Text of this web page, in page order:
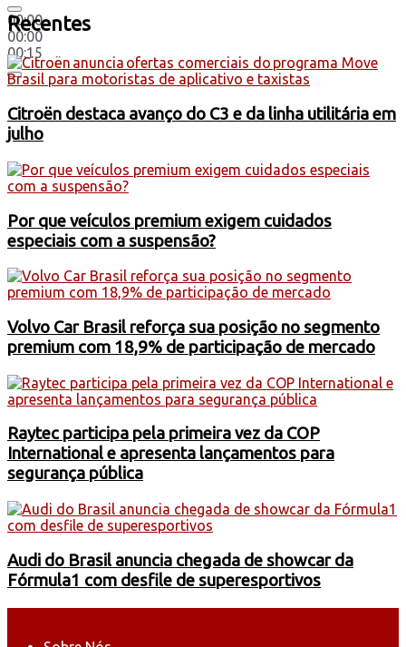
00:00
00:00
00:15
Recentes
Citroën destaca avanço do C3 e da linha utilitária em
julho
Por que veículos premium exigem cuidados
especiais com a suspensão?
Volvo Car Brasil reforça sua posição no segmento
premium com 18,9% de participação de mercado
Raytec participa pela primeira vez da COP
International e apresenta lançamentos para
segurança pública
Audi do Brasil anuncia chegada de showcar da
Fórmula1 com desfile de superesportivos